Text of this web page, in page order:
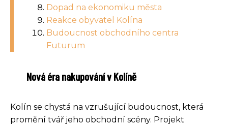
Dopad na ekonomiku města
Reakce obyvatel Kolína
Budoucnost obchodního centra
Futurum
Nová éra nakupování v Kolíně
Kolín se chystá na vzrušující budoucnost, která
promění tvář jeho obchodní scény. Projekt